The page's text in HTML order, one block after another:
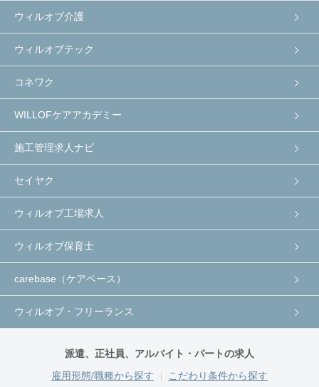
ウィルオブ介護
ウィルオブテック
コネワク
WILLOFケアアカデミー
施工管理求人ナビ
セイヤク
ウィルオブ工場求人
ウィルオブ保育士
carebase（ケアベース）
ウィルオブ・フリーランス
派遣、正社員、アルバイト・パートの求人
雇用形態/職種から探す
こだわり条件から探す